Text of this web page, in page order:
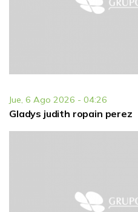
Jue, 6 Ago 2026 - 04:26
Gladys judith ropain perez